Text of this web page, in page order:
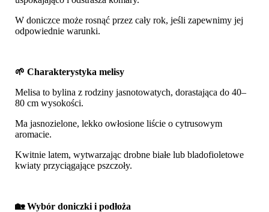
W doniczce może rosnąć przez cały rok, jeśli zapewnimy jej
odpowiednie warunki.
🌱 Charakterystyka melisy
Melisa to bylina z rodziny jasnotowatych, dorastająca do 40–
80 cm wysokości.
Ma jasnozielone, lekko owłosione liście o cytrusowym
aromacie.
Kwitnie latem, wytwarzając drobne białe lub bladofioletowe
kwiaty przyciągające pszczoły.
🏡 Wybór doniczki i podłoża